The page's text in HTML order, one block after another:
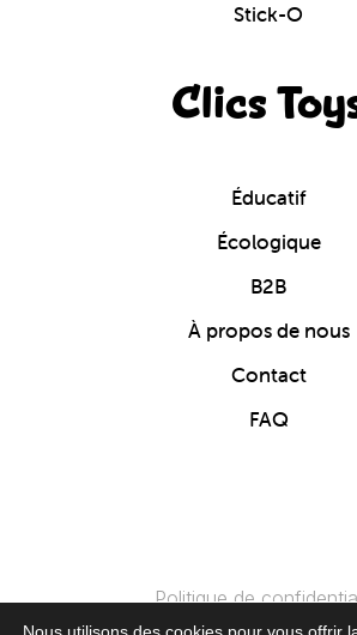
Stick-O
Clics
Éducatif
Écologique
B2B
À propos de nous
Contact
FAQ
Politique de